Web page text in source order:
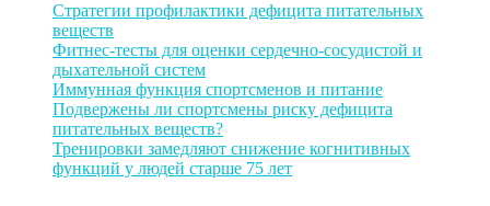
Стратегии профилактики дефицита питательных
веществ
Фитнес-тесты для оценки сердечно-сосудистой и
дыхательной систем
Иммунная функция спортсменов и питание
Подвержены ли спортсмены риску дефицита
питательных веществ?
Тренировки замедляют снижение когнитивных
функций у людей старше 75 лет